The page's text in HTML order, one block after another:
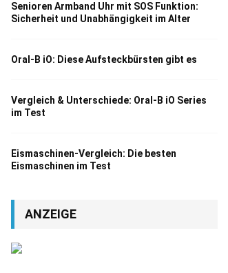
Senioren Armband Uhr mit SOS Funktion:
Sicherheit und Unabhängigkeit im Alter
Oral-B iO: Diese Aufsteckbürsten gibt es
Vergleich & Unterschiede: Oral-B iO Series
im Test
Eismaschinen-Vergleich: Die besten
Eismaschinen im Test
ANZEIGE